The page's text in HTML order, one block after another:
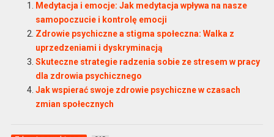
Medytacja i emocje: Jak medytacja wpływa na nasze
samopoczucie i kontrolę emocji
Zdrowie psychiczne a stigma społeczna: Walka z
uprzedzeniami i dyskryminacją
Skuteczne strategie radzenia sobie ze stresem w pracy
dla zdrowia psychicznego
Jak wspierać swoje zdrowie psychiczne w czasach
zmian społecznych